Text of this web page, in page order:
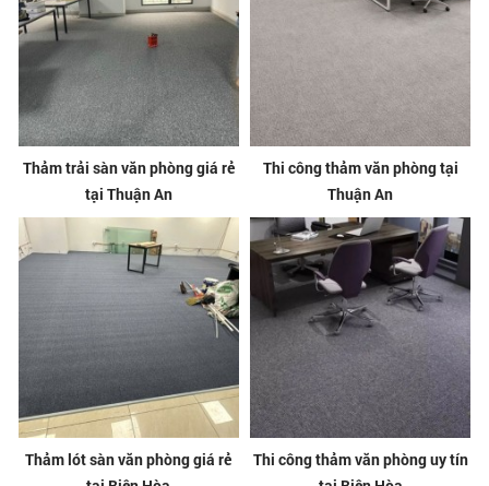
Thảm trải sàn văn phòng giá rẻ
tại Thuận An
Thi công thảm văn phòng tại
Thuận An
Thảm lót sàn văn phòng giá rẻ
Thi công thảm văn phòng uy tín